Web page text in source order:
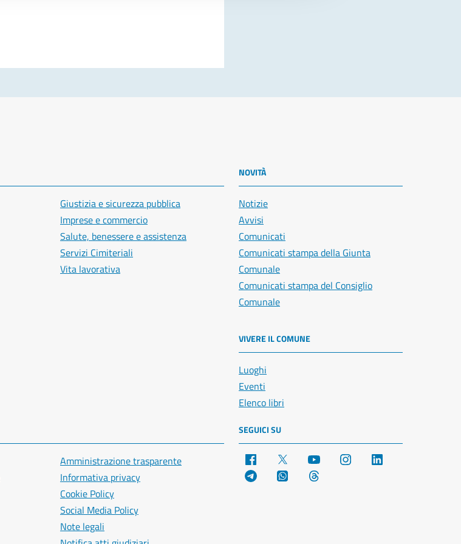
Giustizia e sicurezza pubblica
Imprese e commercio
Salute, benessere e assistenza
Servizi Cimiteriali
Vita lavorativa
NOVITÀ
Notizie
Avvisi
Comunicati
Comunicati stampa della Giunta
Comunale
Comunicati stampa del Consiglio
Comunale
VIVERE IL COMUNE
Luoghi
Eventi
Elenco libri
Amministrazione trasparente
Informativa privacy
Cookie Policy
Social Media Policy
Note legali
SEGUICI SU
Facebook YouTube Instagram
Telegram WhatsApp